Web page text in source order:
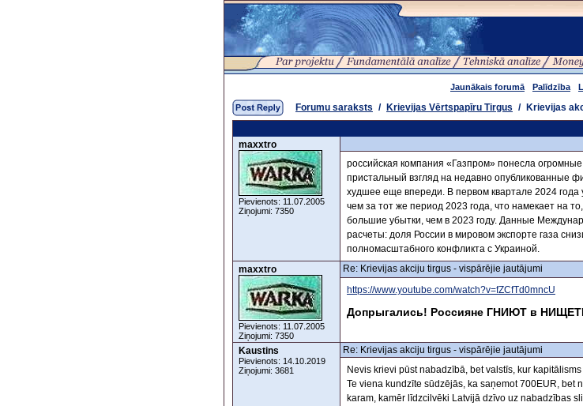
Jaunākais forumā Palīdzība
Forumu saraksts / Krievijas Vērtspapīru Tirgus /
Krievijas
maxxtro
Pievienots: 11.07.2005
Ziņojumi: 7350
российская компания «Газпром» понесла
пристальный взгляд на недавно опубликованные
худшее еще впереди. В первом квартале 2024 года
чем за тот же период 2023 года, что намекает на
большие убытки, чем в 2023 году. Данные
расчеты: доля России в мировом экспорте газа
полномасштабного конфликта с Украиной.
maxxtro
Pievienots: 11.07.2005
Ziņojumi: 7350
Re: Krievijas akciju tirgus - vispārējie jautājumi
https://www.youtube.com/watch?v=fZCfTd0mncU
Допрыгались! Россияне ГНИЮТ в
Kaustins
Pievienots: 14.10.2019
Ziņojumi: 3681
Re: Krievijas akciju tirgus - vispārējie jautājumi
Nevis krievi pūst nabadzībā, bet valstīs, kur
Te viena kundzīte sūdzējās, ka saņemot 700EUR, bet
karam, kamēr līdzcilvēki Latvijā dzīvo uz nabadzības